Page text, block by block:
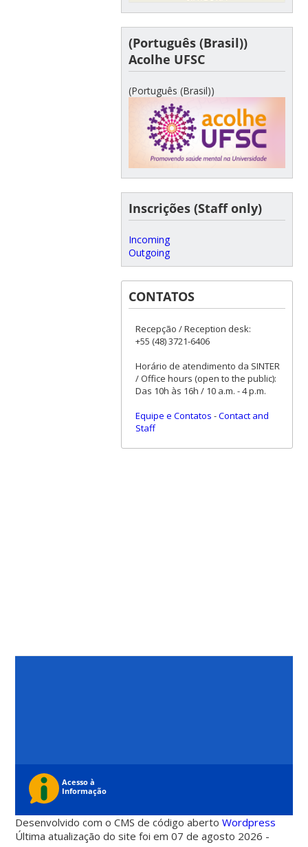
(Português (Brasil))
Acolhe UFSC
(Português (Brasil))
Inscrições (Staff only)
Incoming
Outgoing
CONTATOS
Recepção / Reception desk:
+55 (48) 3721-6406
Horário de atendimento da SINTER
/ Office hours (open to the public):
Das 10h às 16h / 10 a.m. - 4 p.m.
Equipe e Contatos -Contact and
Staff
Desenvolvido com o CMS de código abertoWordpress
Última atualização do site foi em 07 de agosto 2026 -